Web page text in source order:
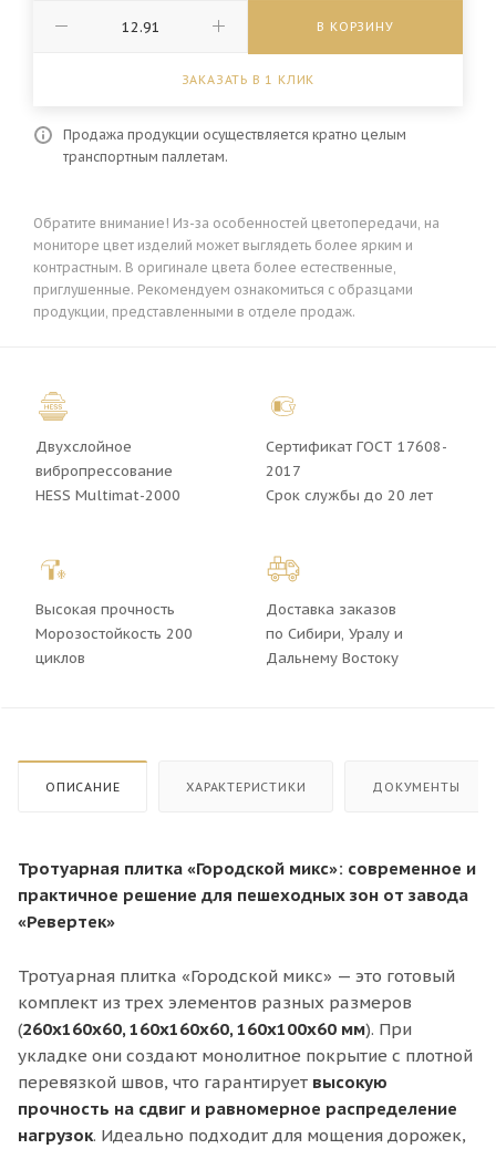
В КОРЗИНУ
ЗАКАЗАТЬ В 1 КЛИК
Продажа продукции осуществляется кратно целым
транспортным паллетам.
Обратите внимание! Из-за особенностей цветопередачи, на
мониторе цвет изделий может выглядеть более ярким и
контрастным. В оригинале цвета более естественные,
приглушенные. Рекомендуем ознакомиться с образцами
продукции, представленными в отделе продаж.
Двухслойное
вибропрессование
HESS Multimat-2000
Сертификат ГОСТ 17608-
2017
Срок службы до 20 лет
Высокая прочность
Морозостойкость 200
циклов
Доставка заказов
по Сибири, Уралу и
Дальнему Востоку
ОПИСАНИЕ ХАРАКТЕРИСТИКИ ДОКУМЕНТЫ
Тротуарная плитка «Городской микс»: современное и
практичное решение для пешеходных зон от завода
«Ревертек»
Тротуарная плитка «Городской микс» — это готовый
комплект из трех элементов разных размеров
(260х160х60, 160х160х60, 160х100х60 мм). При
укладке они создают монолитное покрытие с плотной
перевязкой швов, что гарантирует высокую
прочность на сдвиг и равномерное распределение
нагрузок. Идеально подходит для мощения дорожек,